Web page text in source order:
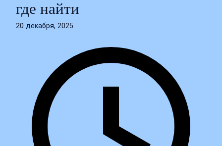
где найти
20 декабря, 2025